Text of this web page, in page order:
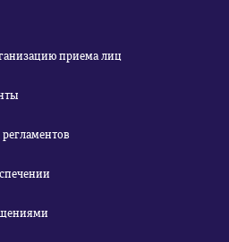
приема лиц